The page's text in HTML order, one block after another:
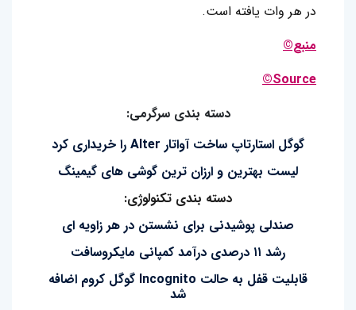
در هر وات یافته است.
منبع©
Source©
دسته بندی سرگرمی:
گوگل استارتاپ ساخت آواتار Alter را خریداری کرد
لیست بهترین و ارزان ترین گوشی های گیمینگ
دسته بندی تکنولوژی:
صندلی پوشیدنی برای نشستن در هر زاویه ای
رشد ۱۱ درصدی درآمد کمپانی مایکروسافت
قابلیت قفل به حالت Incognito گوگل کروم اضافه
شد